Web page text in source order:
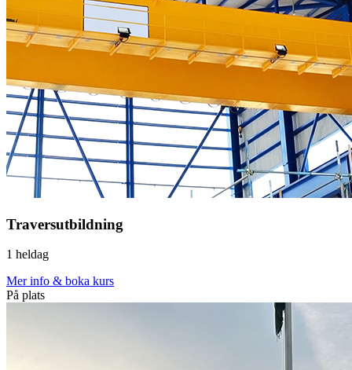
Traversutbildning
1 heldag
Mer info & boka kurs
På plats